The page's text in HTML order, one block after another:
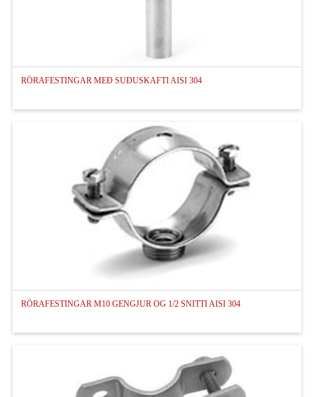
FORSÍÐA
VIÐSKIPTASKILMÁLAR
Q-RAILING HANDRIÐAKERFI
VÖRUR
SKILMÁLAR
STYRKTARBEIÐNI
RÖRAFESTINGAR MEÐ SUÐUSKAFTI AISI 304
RÖRAFESTINGAR M10 GENGJUR OG 1/2 SNITTI AISI 304